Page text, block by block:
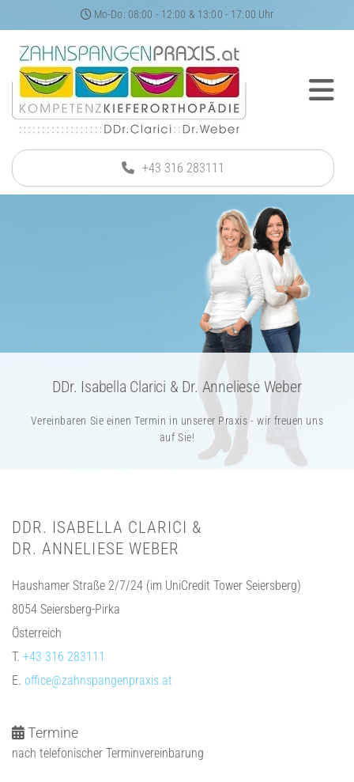
 Mo-Do: 08:00 - 12:00 & 13:00 - 17:00 Uhr
+43 316 283111
DDr. Isabella Clarici & Dr. Anneliese Weber
Vereinbaren Sie einen Termin in unserer Praxis - wir freuen uns
auf Sie!
DDR. ISABELLA CLARICI &
DR. ANNELIESE WEBER
Haushamer Straße 2/7/24 (im UniCredit Tower Seiersberg)
8054 Seiersberg-Pirka
Österreich
T. +43 316 283111
E. office@zahnspangenpraxis.at
 Termine
nach telefonischer Terminvereinbarung